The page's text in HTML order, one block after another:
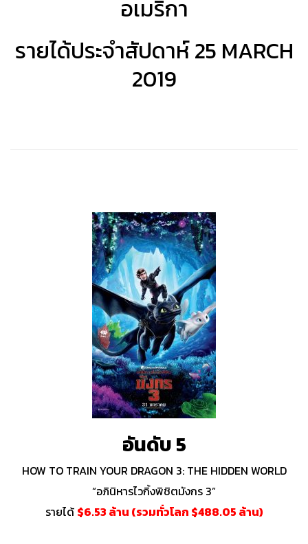
อเมริกา
รายได้ประจำสัปดาห์ 25 MARCH
2019
อันดับ 5
HOW TO TRAIN YOUR DRAGON 3: THE HIDDEN WORLD
“อภินิหารไวกิ้งพิชิตมังกร 3”
รายได้ $6.53 ล้าน (รวมทั่วโลก $488.05 ล้าน)